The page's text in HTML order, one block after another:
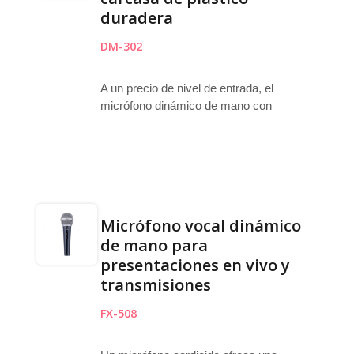
duradera
DM-302
A un precio de nivel de entrada, el
micrófono dinámico de mano con
fiabilidad. Con su cápsula dinámica
6.3 mm.
Micrófono vocal dinámico
de mano para
presentaciones en vivo y
transmisiones
FX-508